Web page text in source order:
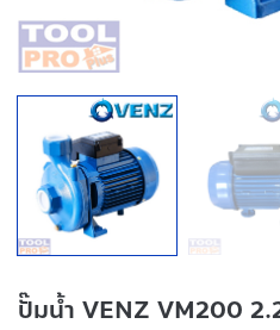
ปั๊มน้ำ VENZ VM200